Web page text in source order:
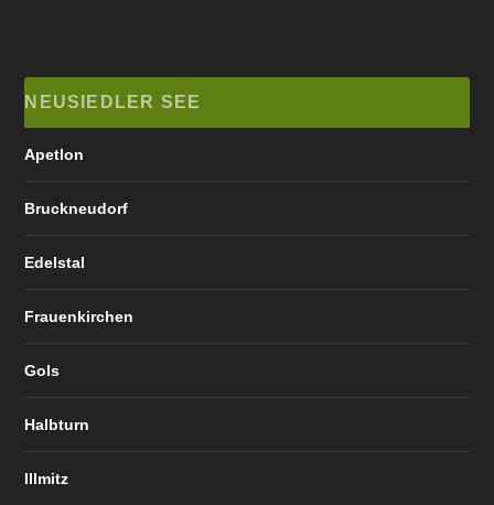
NEUSIEDLER SEE
Apetlon
Bruckneudorf
Edelstal
Frauenkirchen
Gols
Halbturn
Illmitz